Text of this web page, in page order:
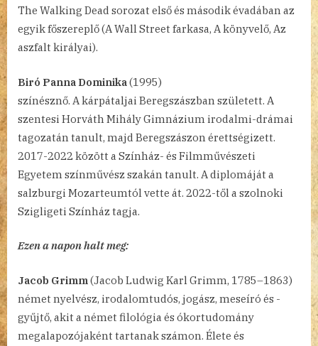
The Walking Dead sorozat első és második évadában az
egyik főszereplő (A Wall Street farkasa, A könyvelő, Az
aszfalt királyai).
Biró Panna Dominika(1995)
színésznő. A kárpátaljai Beregszászban született. A
szentesi Horváth Mihály Gimnázium irodalmi-drámai
tagozatán tanult, majd Beregszászon érettségizett.
2017-2022 között a Színház- és Filmművészeti
Egyetem színművész szakán tanult. A diplomáját a
salzburgi Mozarteumtól vette át. 2022-től a szolnoki
Szigligeti Színház tagja.
Ezen a napon halt meg:
Jacob Grimm(Jacob Ludwig Karl Grimm, 1785–1863)
német nyelvész, irodalomtudós, jogász, meseíró és -
gyűjtő, akit a német filológia és ókortudomány
megalapozójaként tartanak számon. Élete és